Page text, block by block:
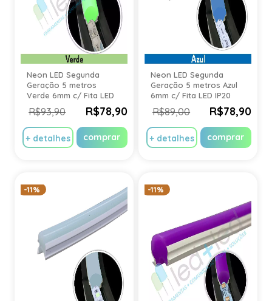
Neon LED Segunda
Geração 5 metros
Verde 6mm c/ Fita LED
IP20
R$93,90 R$78,90
+ detalhes comprar
Neon LED Segunda
Geração 5 metros Azul
6mm c/ Fita LED IP20
R$89,00 R$78,90
+ detalhes comprar
-11% -11%